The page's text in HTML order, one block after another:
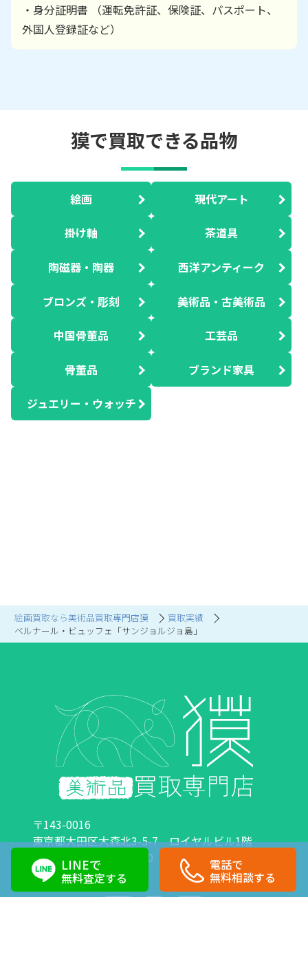
LINEで
無料査定する
電話で
無料相談する
絵画買取なら美術品買取専門店獏
買取実績
ベルナール・ビュッフェ「サンジョルジョ島」
・身分証明書 （運転免許証、保険証、パスポート、
外国人登録証など）
獏で買取できる品物
絵画 現代アート
掛け軸 茶道具
陶磁器・陶器 西洋アンティーク
ブロンズ・彫刻 美術品・古美術品
中国骨董品 工芸品
骨董品 ブランド家具
ジュエリー・ウォッチ
〒143-0016
東京都大田区大森北3-5-7 ロイヤルビル1階
営業時間：10:00～18:00 定休日：日曜日・祝日
0120-89-0007 03-6423-1033